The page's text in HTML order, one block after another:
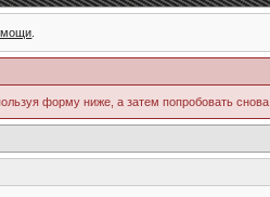
форму ниже, а затем попробовать снова.